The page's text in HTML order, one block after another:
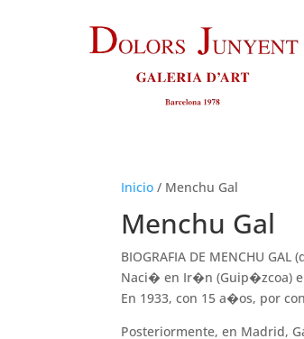
Inicio / Menchu Gal
Menchu Gal
BIOGRAFIA DE MENCHU
Naci� en Ir�n (Guip�zcoa)
En 1933, con 15 a�os, por
Posteriormente, en Madrid,